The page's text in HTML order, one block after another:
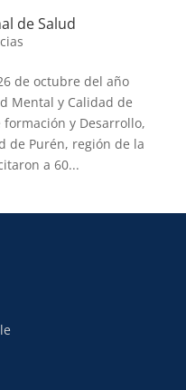
de Salud
de octubre del año
Mental y Calidad de
y Desarrollo,
de Purén, región de la
a 60...